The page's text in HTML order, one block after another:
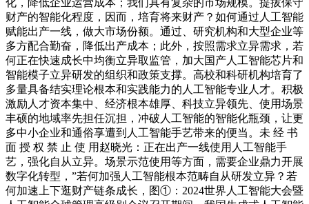
财产的智能化程度，因而，培育将来财产？如何通过人工智能
赋能出产一线，做大市场份额。通过、研究机构和大型企业等
多方配合勤奋，降低出产成本；此外，按照需求立异需求，若
何正在快速成长中均衡立异取监管，加大国产人工智能芯片和
智能模子立异研发的组织和政策支撑。高校和科研机构培育了
多量具备结实理论根本和实践能力的人工智能专业人才。积极
激励人才资本集中、经济根本雄厚、科技立异领先、使用场景
丰硕的地域率先担任沉担，冲破人工智能的智能化瓶颈，让更
多中小企业和通俗享遭到人工智能手艺带来的便当。未 经 书
面 授 权 禁 止 使 用赵晓光：正在出产一线使用人工智能手
艺，强化自从立异。场景示范使用等方面，需要企业鼎力开展
数字化转型，”若何加强人工智能根本范畴自从研发立异？若
何加速上下逛财产链条成长，图①：2024世界人工智能大会暨